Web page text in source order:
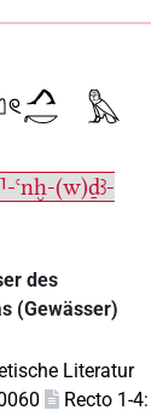
ꜥnḫ-(w)ḏꜣ-
des
(Gewässer)
Literatur
Recto 1-4: